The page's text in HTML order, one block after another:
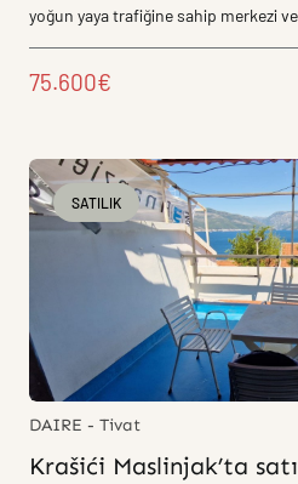
yoğun yaya trafiğine sahip merkezi
75.600€
SATILIK
DAIRE - Tivat
Krašići Maslinjak’ta